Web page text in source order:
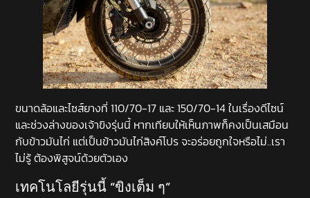
ขนาดล้อและไซส์ยางที่ 110/70-17 และ 150/70-14 ในเรื่องดีไซน์
และช่วงล่างของเจ้าขิงรุ่นนี้ หากเทียบให้เห็นภาพก็คงเป็นเสมือน
กับข้าวมันไก่ แต่เป็นข้าวมันไก่สิงค์โปร จะอร่อยถูกใจหรือไม่..เรา
ไม่รู้ ต้องพิสูจน์ด้วยตัวเอง
เทคโนโลยีรุ่นนี้ “ขิงเต็ม ๆ”